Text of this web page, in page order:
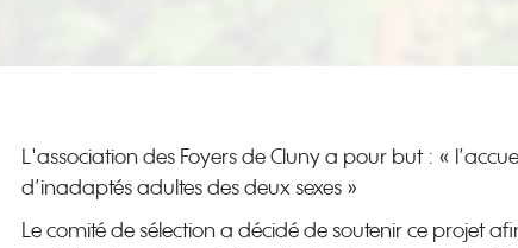
L'association des Foyers de Cluny a pour but : «
d’inadaptés adultes des deux sexes »
Le comité de sélection a décidé de soutenir ce projet